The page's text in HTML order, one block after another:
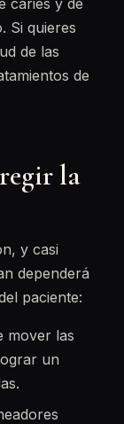
caries y de
Si quieres
de las
de
la
y casi
dependerá
paciente:
mover las
un